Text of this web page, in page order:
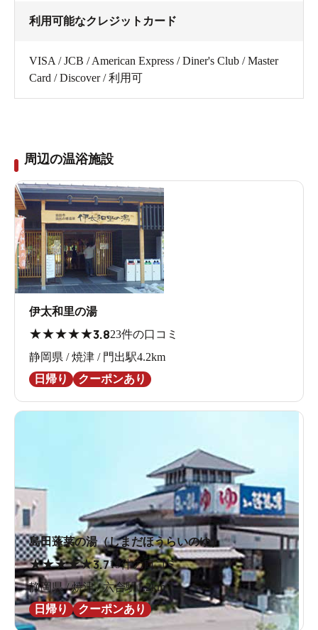
利用可能なクレジットカード
VISA / JCB / American Express / Diner's Club / Master
Card / Discover / 利用可
周辺の温浴施設
伊太和里の湯
★★★★★3.823件の口コミ
静岡県 / 焼津 / 門出駅4.2km
日帰り
クーポンあり
島田蓬莱の湯（しまだほうらいのゆ）
★★★★★3.719件の口コミ
静岡県 / 焼津 / 六合駅1.2km
日帰り
クーポンあり